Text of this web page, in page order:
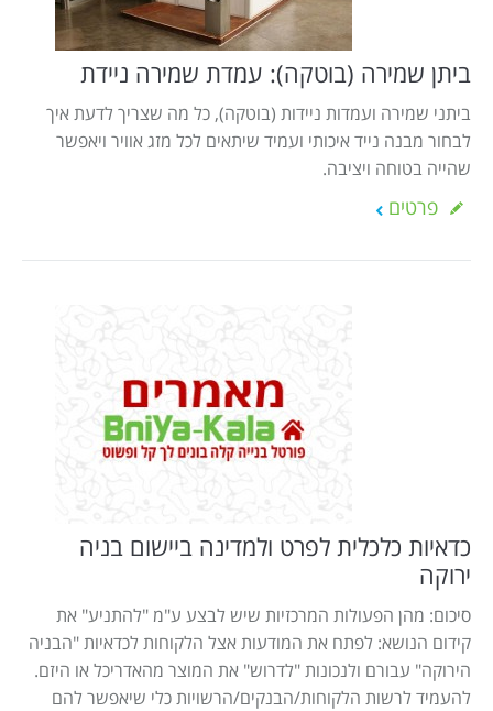
Israel construction
הוסף עסק
מדיניות עוגיות
מדיניות הפרטיות
ביתן שמירה (בוטקה): עמדת שמירה ניידת
ביתני שמירה ועמדות ניידות (בוטקה), כל מה שצריך לדעת איך
לבחור מבנה נייד איכותי ועמיד שיתאים לכל מזג אוויר ויאפשר
שהייה בטוחה ויציבה.
פרטים
כדאיות כלכלית לפרט ולמדינה ביישום בניה
ירוקה
סיכום: מהן הפעולות המרכזיות שיש לבצע ע"מ "להתניע" את
קידום הנושא: לפתח את המודעות אצל הלקוחות לכדאיות "הבניה
הירוקה" עבורם ולנכונות "לדרוש" את המוצר מהאדריכל או היזם.
להעמיד לרשות הלקוחות/הבנקים/הרשויות כלי שיאפשר להם